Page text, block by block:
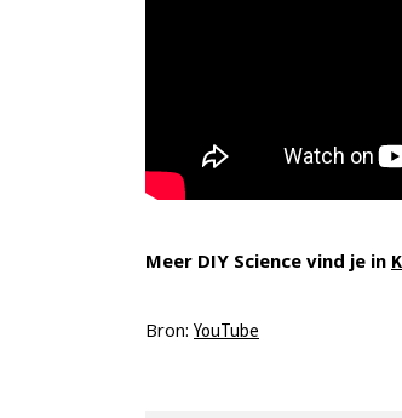
Meer DIY Science vind je in
Bron: YouTube